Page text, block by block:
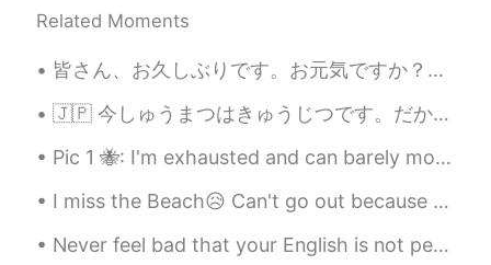
います。 若かったらなぁ。挑戦するけど😓
Shogo 2020.04.21 03:38
JP
JP EN
Cool!!すごい✨
Related Moments
皆さん、お久しぶりです。お元気ですか？私は元気です。コロナのせいで月曜日から家で仕事をしています。スーパー以外、どこも行かなかったです。つまらないと思ったけど、料理をしたり、日本語の勉強をしたり...
🇯🇵 今しゅうまつはきゅうじつです。だからトロントに行きます!すいしょうじこうおしえてください! あー、せんしゅうすえともだちのためにファヒータをやきました。 🇺🇲 This weekend...
Pic 1 🐝: I'm exhausted and can barely move. I'll just stare out this window forlornly. 😔 Pic 2 ...
I miss the Beach😥 Can't go out because of COVID-19 Tybee Island, GA, USA📍🌴 🌊 Do you like the beach?
Never feel bad that your English is not perfect yet, or if you make mistakes when talking or writ...